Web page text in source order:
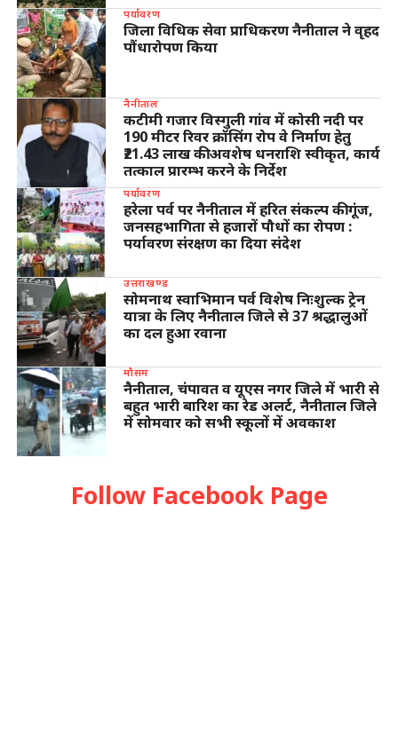
पर्यावरण
जिला विधिक सेवा प्राधिकरण नैनीताल ने वृहद
पौंधारोपण किया
नैनीताल
कटीमी गजार विस्गुली गांव में कोसी नदी पर
190 मीटर रिवर क्रॉसिंग रोप वे निर्माण हेतु
₹21.43 लाख की अवशेष धनराशि स्वीकृत, कार्य
तत्काल प्रारम्भ करने के निर्देश
पर्यावरण
हरेला पर्व पर नैनीताल में हरित संकल्प की गूंज,
जनसहभागिता से हजारों पौधों का रोपण :
पर्यावरण संरक्षण का दिया संदेश
उत्तराखण्ड
सोमनाथ स्वाभिमान पर्व विशेष निःशुल्क ट्रेन
यात्रा के लिए नैनीताल जिले से 37 श्रद्धालुओं
का दल हुआ रवाना
मौसम
नैनीताल, चंपावत व यूएस नगर जिले में भारी से
बहुत भारी बारिश का रेड अलर्ट, नैनीताल जिले
में सोमवार को सभी स्कूलों में अवकाश
Follow Facebook Page